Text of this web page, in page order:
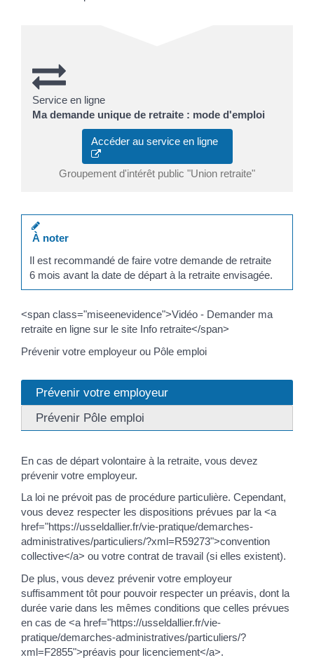
Service en ligne
Ma demande unique de retraite : mode d'emploi
Accéder au service en ligne
Groupement d'intérêt public "Union retraite"
À noter
Il est recommandé de faire votre demande de retraite
6 mois avant la date de départ à la retraite envisagée.
<span class="miseenevidence">Vidéo - Demander ma
retraite en ligne sur le site Info retraite</span>
Prévenir votre employeur ou Pôle emploi
Prévenir votre employeur
Prévenir Pôle emploi
En cas de départ volontaire à la retraite, vous devez
prévenir votre employeur.
La loi ne prévoit pas de procédure particulière. Cependant,
vous devez respecter les dispositions prévues par la <a
href="https://usseldallier.fr/vie-pratique/demarches-
administratives/particuliers/?xml=R59273">convention
collective</a> ou votre contrat de travail (si elles existent).
De plus, vous devez prévenir votre employeur
suffisamment tôt pour pouvoir respecter un préavis, dont la
durée varie dans les mêmes conditions que celles prévues
en cas de <a href="https://usseldallier.fr/vie-
pratique/demarches-administratives/particuliers/?
xml=F2855">préavis pour licenciement</a>.